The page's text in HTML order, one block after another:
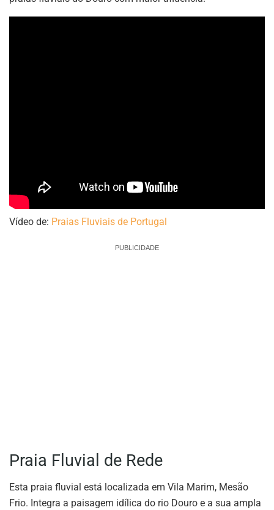
Vídeo de: Praias Fluviais de Portugal
PUBLICIDADE
Praia Fluvial de Rede
Esta praia fluvial está localizada em Vila Marim, Mesão
Frio. Integra a paisagem idílica do rio Douro e a sua ampla